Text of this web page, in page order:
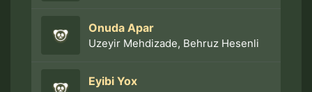
Onuda Apar
Uzeyir Mehdizade, Behruz Hesenli
Eyibi Yox